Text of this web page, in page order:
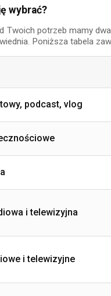
wybrać?
Twoich potrzeb mamy
Poniższa tabela
podcast, vlog
i telewizyjna
i telewizyjne